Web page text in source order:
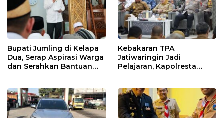
Bupati Jumling di Kelapa
Dua, Serap Aspirasi Warga
dan Serahkan Bantuan
Kebakaran TPA
Jatiwaringin Jadi
Pelajaran, Kapolresta
Ditingkatkan